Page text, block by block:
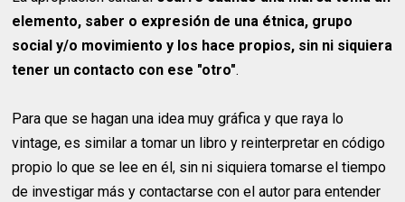
elemento, saber o expresión de una étnica, grupo
social y/o movimiento y los hace propios, sin ni siquiera
tener un contacto con ese "otro".
Para que se hagan una idea muy gráfica y que raya lo
vintage, es similar a tomar un libro y reinterpretar en código
propio lo que se lee en él, sin ni siquiera tomarse el tiempo
de investigar más y contactarse con el autor para entender